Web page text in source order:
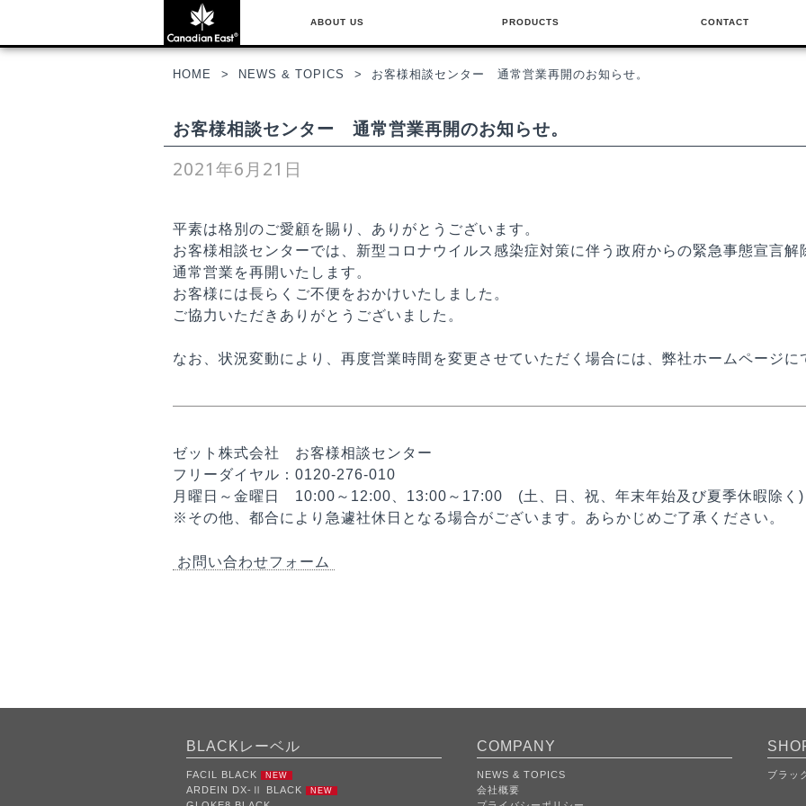
ABOUT US PRODUCTS CONTACT
HOME NEWS & TOPICS お客様相談センター 通常営業再開のお知らせ。
お客様相談センター 通常営業再開のお知らせ。
2021年6月21日
平素は格別のご愛顧を賜り、ありがとうございます。
お客様相談センターでは、新型コロナウイルス感染症対策に伴う政府からの緊急事態宣言
通常営業を再開いたします。
お客様には長らくご不便をおかけいたしました。
ご協力いただきありがとうございました。
なお、状況変動により、再度営業時間を変更させていただく場合には、弊社ホームページに
ゼット株式会社 お客様相談センター
フリーダイヤル：0120-276-010
月曜日～金曜日 10:00～12:00、13:00～17:00 (土、日、祝、年末年始及び夏季休暇除く)
※その他、都合により急遽社休日となる場合がございます。あらかじめご了承ください。
お問い合わせフォーム
BLACKレーベル
FACIL BLACK NEW
ARDEIN DX-Ⅱ BLACK NEW
COMPANY
NEWS & TOPICS
会社概要
ブラッ